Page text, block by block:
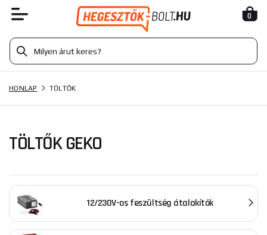
0
HONLAP TÖLTŐK
TÖLTŐK GEKO
12/230V-os feszültség átalakítók